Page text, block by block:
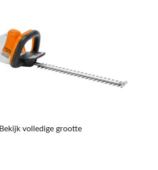
Bekijk volledige grootte